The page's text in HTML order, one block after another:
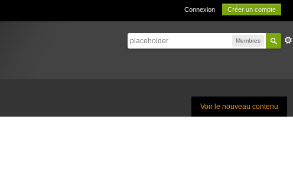
Connexion Créer un compte
Membres
Voir le nouveau contenu